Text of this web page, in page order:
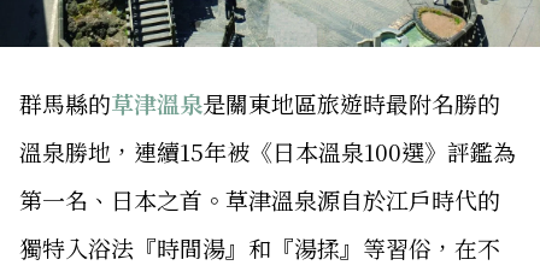
群馬縣的草津溫泉是關東地區旅遊時最附名勝的
溫泉勝地，連續15年被《日本溫泉100選》評鑑為
第一名、日本之首。草津溫泉源自於江戶時代的
獨特入浴法『時間湯』和『湯揉』等習俗，在不